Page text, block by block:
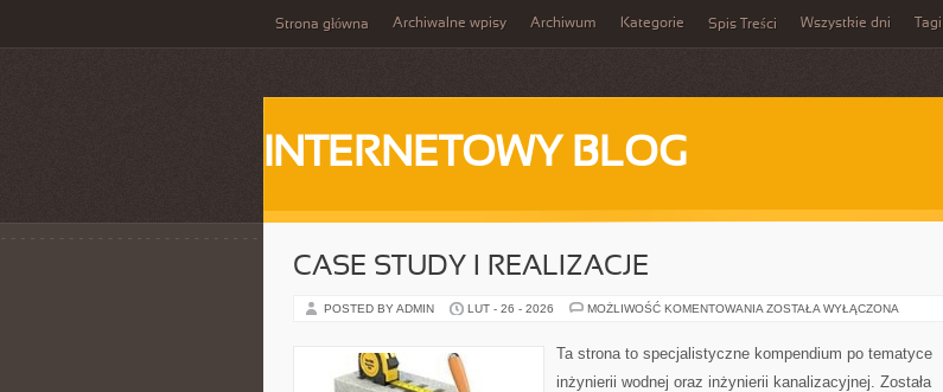
Strona główna Archiwalne wpisy Archiwum Kategorie Spis Treści Wszystkie dni Tagi
INTERNETOWY BLOG
CASE STUDY I REALIZACJE
POSTED BY ADMIN LUT - 26 - 2026 MOŻLIWOŚĆ KOMENTOWANIA CASE
REALIZACJE
ZOSTAŁA WYŁĄCZONA
Ta strona to specjalistyczne kompendium po tematyce
inżynierii wodnej oraz inżynierii kanalizacyjnej. Została